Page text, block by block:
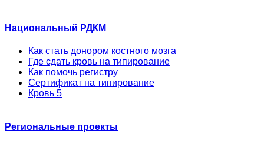
Национальный РДКМ
Как стать донором костного мозга
Где сдать кровь на типирование
Как помочь регистру
Сертификат на типирование
Кровь 5
Региональные проекты